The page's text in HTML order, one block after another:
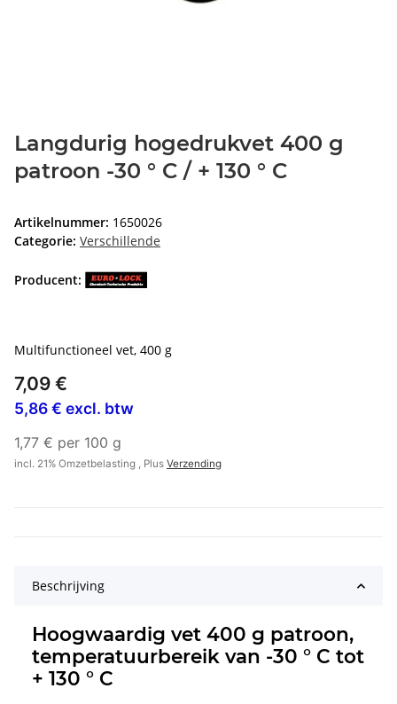
Langdurig hogedrukvet 400 g
patroon -30 ° C / + 130 ° C
Artikelnummer: 1650026
Categorie: Verschillende
Producent:
Multifunctioneel vet, 400 g
7,09 €
5,86 € excl. btw
1,77 € per 100 g
incl. 21% Omzetbelasting , Plus Verzending
Beschrijving
Hoogwaardig vet 400 g patroon,
temperatuurbereik van -30 ° C tot
+ 130 ° C